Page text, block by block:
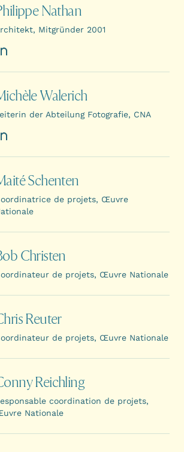
Nathan
Mitgründer 2001
Walerich
der Abteilung Fotografie, CNA
Schenten
de projets, Œuvre
Christen
de projets, Œuvre Nationale
Reuter
de projets, Œuvre Nationale
Reichling
coordination de projets,
Nationale